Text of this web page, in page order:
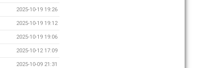
2025-10-19 19:26
2025-10-19 19:12
2025-10-19 19:06
2025-10-12 17:09
2025-10-09 21:31